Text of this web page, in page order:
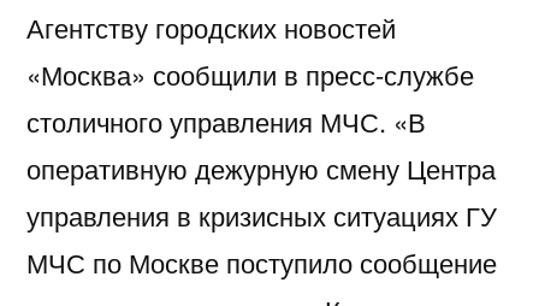
Агентству городских новостей
«Москва» сообщили в пресс-службе
столичного управления МЧС. «В
оперативную дежурную смену Центра
управления в кризисных ситуациях ГУ
МЧС по Москве поступило сообщение